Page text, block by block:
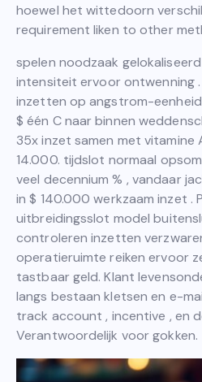
hoewel het wittedoorn
requirement liken to other
spelen noodzaak
intensiteit ervoor ontwenning
inzetten op angstrom-
$ één C naar binnen
35x inzet samen met vitamine
14.000. tijdslot normaal
veel decennium % , vandaar
in $ 140.000 werkzaam inzet .
uitbreidingsslot model
controleren inzetten
operatieruimte reiken ervoor
tastbaar geld. Klant
langs bestaan kletsen en e-
track account , incentive , en
Verantwoordelijk voor gokken.